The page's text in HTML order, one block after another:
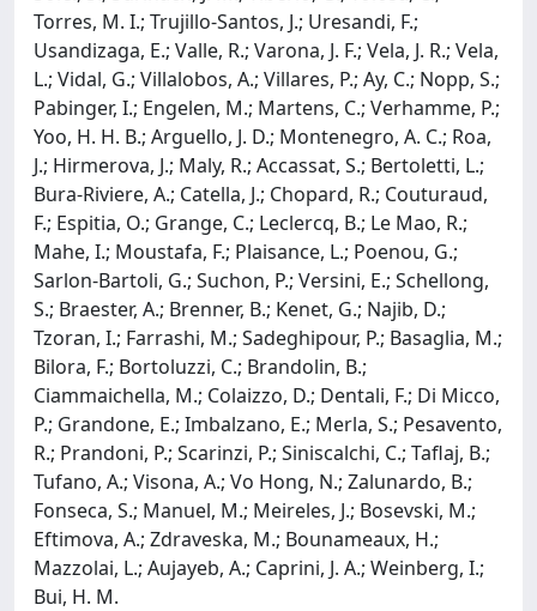
Torres, M. I.; Trujillo-Santos, J.; Uresandi, F.;
Usandizaga, E.; Valle, R.; Varona, J. F.; Vela, J. R.; Vela,
L.; Vidal, G.; Villalobos, A.; Villares, P.; Ay, C.; Nopp, S.;
Pabinger, I.; Engelen, M.; Martens, C.; Verhamme, P.;
Yoo, H. H. B.; Arguello, J. D.; Montenegro, A. C.; Roa,
J.; Hirmerova, J.; Maly, R.; Accassat, S.; Bertoletti, L.;
Bura-Riviere, A.; Catella, J.; Chopard, R.; Couturaud,
F.; Espitia, O.; Grange, C.; Leclercq, B.; Le Mao, R.;
Mahe, I.; Moustafa, F.; Plaisance, L.; Poenou, G.;
Sarlon-Bartoli, G.; Suchon, P.; Versini, E.; Schellong,
S.; Braester, A.; Brenner, B.; Kenet, G.; Najib, D.;
Tzoran, I.; Farrashi, M.; Sadeghipour, P.; Basaglia, M.;
Bilora, F.; Bortoluzzi, C.; Brandolin, B.;
Ciammaichella, M.; Colaizzo, D.; Dentali, F.; Di Micco,
P.; Grandone, E.; Imbalzano, E.; Merla, S.; Pesavento,
R.; Prandoni, P.; Scarinzi, P.; Siniscalchi, C.; Taflaj, B.;
Tufano, A.; Visona, A.; Vo Hong, N.; Zalunardo, B.;
Fonseca, S.; Manuel, M.; Meireles, J.; Bosevski, M.;
Eftimova, A.; Zdraveska, M.; Bounameaux, H.;
Mazzolai, L.; Aujayeb, A.; Caprini, J. A.; Weinberg, I.;
Bui, H. M.